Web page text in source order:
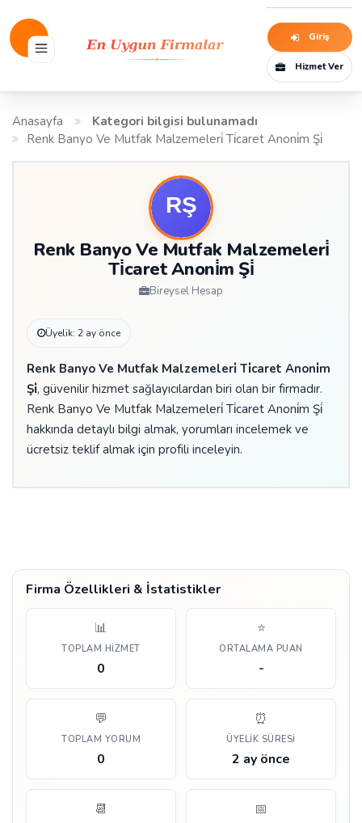
Giriş
Hizmet Ver
Anasayfa
Kategori bilgisi bulunamadı
Renk Banyo Ve Mutfak Malzemeleri̇ Ti̇caret Anoni̇m Şi̇
Renk Banyo Ve Mutfak Malzemeleri̇
Ti̇caret Anoni̇m Şi̇
Bireysel Hesap
Üyelik: 2 ay önce
Renk Banyo Ve Mutfak Malzemeleri̇ Ti̇caret Anoni̇m
Şi̇, güvenilir hizmet sağlayıcılardan biri olan bir firmadır.
Renk Banyo Ve Mutfak Malzemeleri̇ Ti̇caret Anoni̇m Şi̇
hakkında detaylı bilgi almak, yorumları incelemek ve
ücretsiz teklif almak için profili inceleyin.
Firma Özellikleri & İstatistikler
📊
TOPLAM HIZMET
0
⭐
ORTALAMA PUAN
-
💬
TOPLAM YORUM
0
⏰
ÜYELIK SÜRESI
2 ay önce
📆 📅